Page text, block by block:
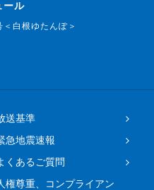
ール
白根ゆたんぽ＞
送基準
急地震速報
くあるご質問
権尊重、コンプライアン